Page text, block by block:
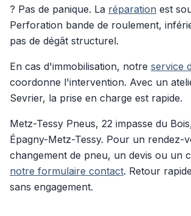
? Pas de panique. La réparation est
Perforation bande de roulement,
pas de dégât structurel.
En cas d'immobilisation, notre service
coordonne l'intervention. Avec un
Sevrier, la prise en charge est rapide.
Metz-Tessy Pneus, 22 impasse du
Épagny-Metz-Tessy. Pour un rendez-
changement de pneu, un devis ou un
notre formulaire contact. Retour
sans engagement.